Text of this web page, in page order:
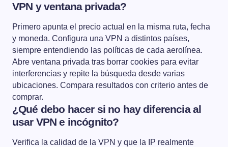
VPN y ventana privada?
Primero apunta el precio actual en la misma ruta, fecha
y moneda. Configura una VPN a distintos países,
siempre entendiendo las políticas de cada aerolínea.
Abre ventana privada tras borrar cookies para evitar
interferencias y repite la búsqueda desde varias
ubicaciones. Compara resultados con criterio antes de
comprar.
¿Qué debo hacer si no hay diferencia al
usar VPN e incógnito?
Verifica la calidad de la VPN y que la IP realmente